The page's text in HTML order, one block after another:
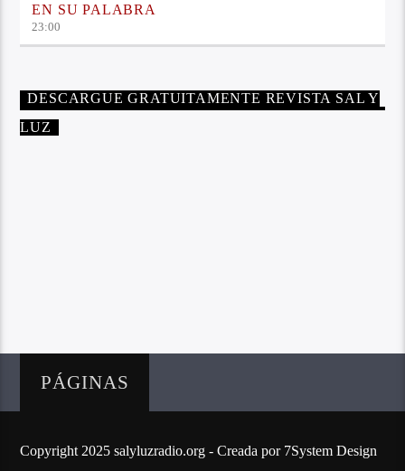
EN SU PALABRA
23:00
DESCARGUE GRATUITAMENTE REVISTA SAL Y
LUZ
PÁGINAS
Copyright 2025 salyluzradio.org - Creada por 7System Design